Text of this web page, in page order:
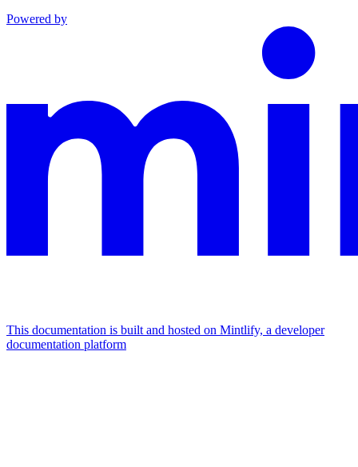
Powered by
This documentation is built and hosted on Mintlify, a developer
documentation platform